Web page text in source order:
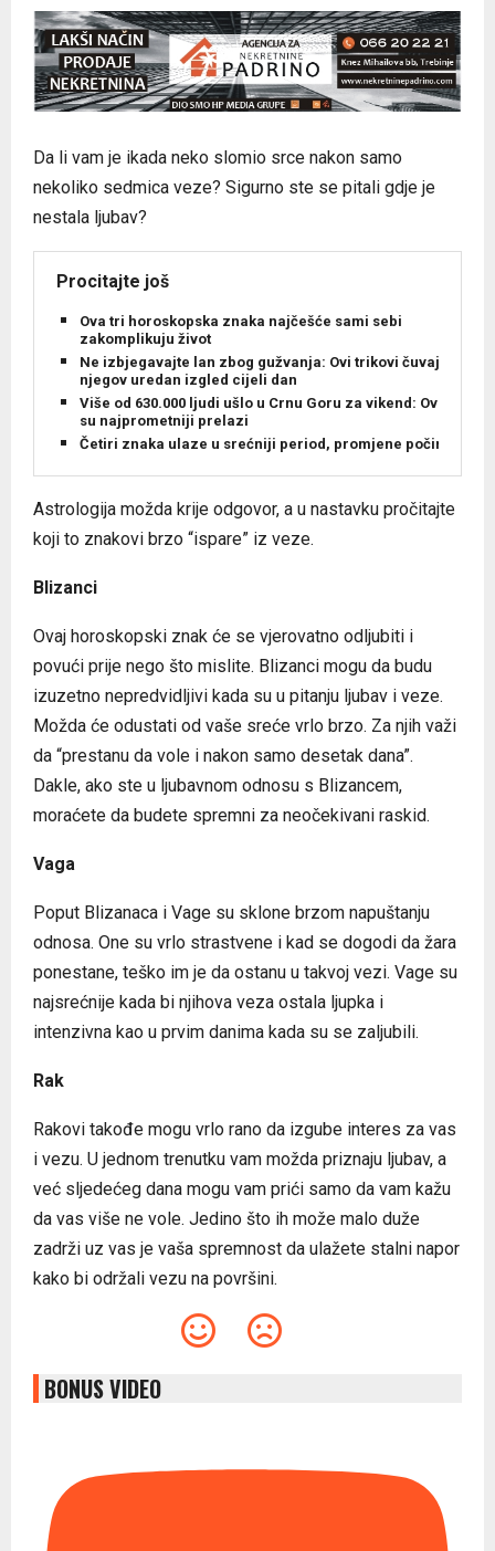
Da li vam je ikada neko slomio srce nakon samo
nekoliko sedmica veze? Sigurno ste se pitali gdje je
nestala ljubav?
Procitajte još
Ova tri horoskopska znaka najčešće sami sebi
zakomplikuju život
Ne izbjegavajte lan zbog gužvanja: Ovi trikovi čuvaju
njegov uredan izgled cijeli dan
Više od 630.000 ljudi ušlo u Crnu Goru za vikend: Ovo
su najprometniji prelazi
Četiri znaka ulaze u srećniji period, promjene počinju
Astrologija možda krije odgovor, a u nastavku pročitajte
koji to znakovi brzo “ispare” iz veze.
Blizanci
Ovaj horoskopski znak će se vjerovatno odljubiti i
povući prije nego što mislite. Blizanci mogu da budu
izuzetno nepredvidljivi kada su u pitanju ljubav i veze.
Možda će odustati od vaše sreće vrlo brzo. Za njih važi
da “prestanu da vole i nakon samo desetak dana”.
Dakle, ako ste u ljubavnom odnosu s Blizancem,
moraćete da budete spremni za neočekivani raskid.
Vaga
Poput Blizanaca i Vage su sklone brzom napuštanju
odnosa. One su vrlo strastvene i kad se dogodi da žara
ponestane, teško im je da ostanu u takvoj vezi. Vage su
najsrećnije kada bi njihova veza ostala ljupka i
intenzivna kao u prvim danima kada su se zaljubili.
Rak
Rakovi takođe mogu vrlo rano da izgube interes za vas
i vezu. U jednom trenutku vam možda priznaju ljubav, a
već sljedećeg dana mogu vam prići samo da vam kažu
da vas više ne vole. Jedino što ih može malo duže
zadrži uz vas je vaša spremnost da ulažete stalni napor
kako bi održali vezu na površini.
BONUS VIDEO